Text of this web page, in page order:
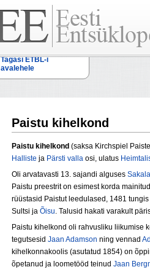
Tagasi ETBL-i
avalehele
Paistu kihelkond
Paistu kihelkond (saksa Kirchspiel
Halliste ja Pärsti valla osi, ulatus
Oli arvatavasti 13. sajandi alguses
Paistu preestrit on esimest korda
rüüstasid Paistut leedulased, 1481
Sultsi ja Õisu. Talusid hakati varakult
Paistu kihelkond oli rahvusliku liikumise
tegutsesid Jaan Adamson ning vennad
kihelkonnakoolis (asutatud 1854) on
õpetanud ja loometööd teinud Jaan